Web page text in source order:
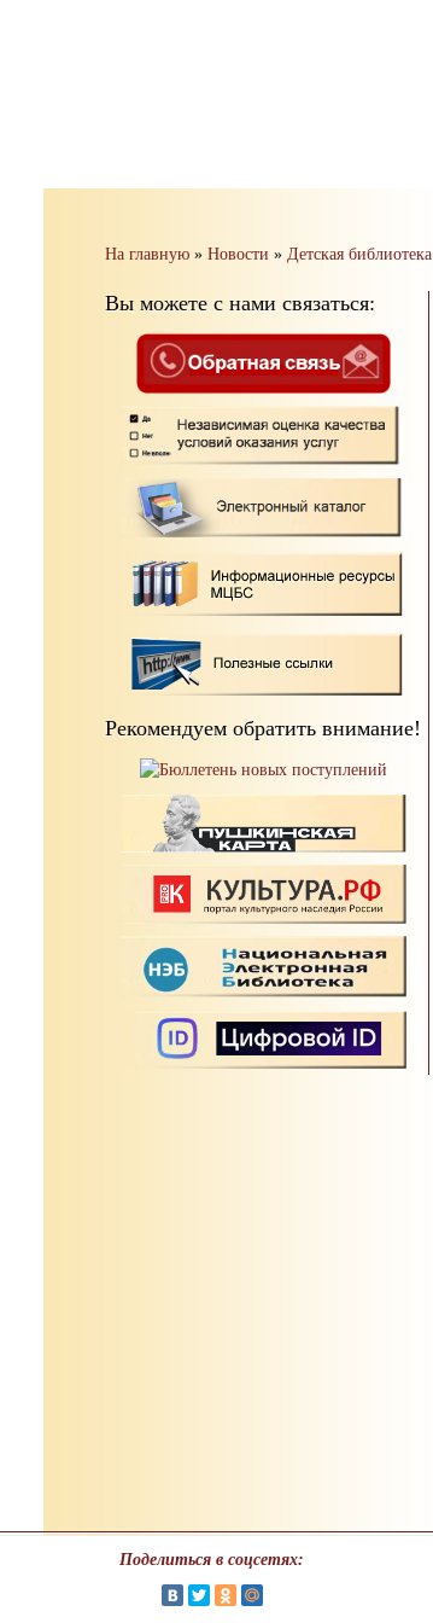
На главную » Новости » Детская библиотека
Вы можете с нами связаться:
Рекомендуем обратить внимание!
Поделиться в соцсетях: